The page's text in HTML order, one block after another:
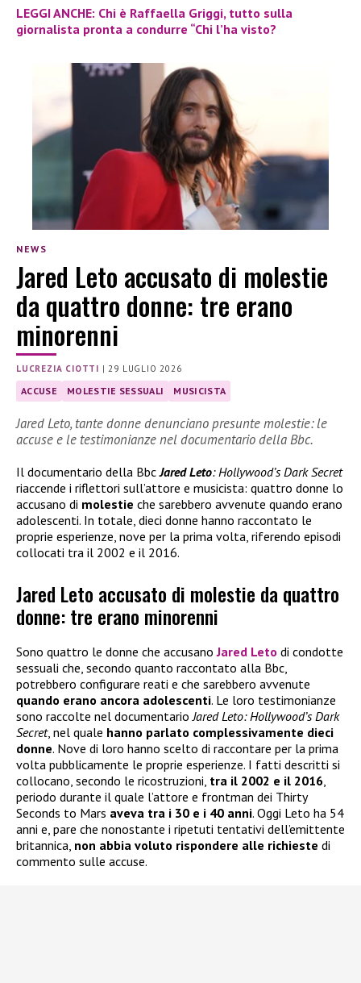
LEGGI ANCHE: Chi è Raffaella Griggi, tutto sulla
giornalista pronta a condurre “Chi l’ha visto?
NEWS
Jared Leto accusato di molestie
da quattro donne: tre erano
minorenni
LUCREZIA CIOTTI |29 LUGLIO 2026
ACCUSE MOLESTIE SESSUALI MUSICISTA
Jared Leto, tante donne denunciano presunte molestie: le
accuse e le testimonianze nel documentario della Bbc.
Il documentario della BbcJared Leto: Hollywood’s Dark Secret
riaccende i riflettori sull’attore e musicista: quattro donne lo
accusano di molestie che sarebbero avvenute quando erano
adolescenti. In totale, dieci donne hanno raccontato le
proprie esperienze, nove per la prima volta, riferendo episodi
collocati tra il 2002 e il 2016.
Jared Leto accusato di molestie da quattro
donne: tre erano minorenni
Sono quattro le donne che accusanoJared Leto di condotte
sessuali che, secondo quanto raccontato alla Bbc,
potrebbero configurare reati e che sarebbero avvenute
quando erano ancora adolescenti. Le loro testimonianze
sono raccolte nel documentario Jared Leto: Hollywood’s Dark
Secret, nel quale hanno parlato complessivamente dieci
donne. Nove di loro hanno scelto di raccontare per la prima
volta pubblicamente le proprie esperienze. I fatti descritti si
collocano, secondo le ricostruzioni, tra il 2002 e il 2016
periodo durante il quale l’attore e frontman dei Thirty
Seconds to Mars aveva tra i 30 e i 40 anni. Oggi Leto ha 54
anni e, pare che nonostante i ripetuti tentativi dell’emittente
britannica, non abbia voluto rispondere alle richieste di
commento sulle accuse.